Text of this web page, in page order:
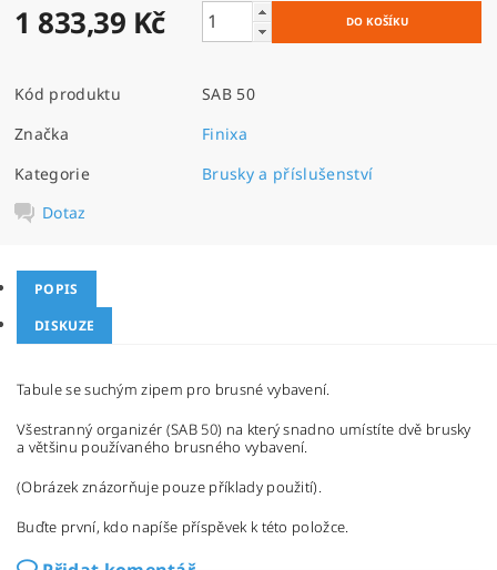
1 833,39 Kč
Kód produktu
SAB 50
Značka
Finixa
Kategorie
Brusky a příslušenství
Dotaz
POPIS
DISKUZE
Tabule se suchým zipem pro brusné vybavení.
Všestranný organizér (SAB 50) na který snadno umístíte dvě brusky
a většinu používaného brusného vybavení.
(Obrázek znázorňuje pouze příklady použití).
Buďte první, kdo napíše příspěvek k této položce.